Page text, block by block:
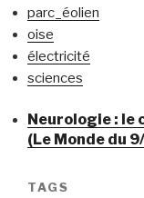
parc_éolien
oise
électricité
sciences
Neurologie : le
(Le Monde du
TAGS